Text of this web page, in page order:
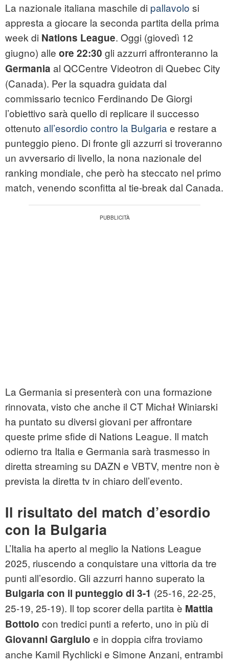
La nazionale italiana maschile di pallavolo si
appresta a giocare la seconda partita della prima
week di Nations League. Oggi (giovedì 12
giugno) alle ore 22:30 gli azzurri affronteranno la
Germania al QCCentre Videotron di Quebec City
(Canada). Per la squadra guidata dal
commissario tecnico Ferdinando De Giorgi
l’obiettivo sarà quello di replicare il successo
ottenuto all’esordio contro la Bulgaria e restare a
punteggio pieno. Di fronte gli azzurri si troveranno
un avversario di livello, la nona nazionale del
ranking mondiale, che però ha steccato nel primo
match, venendo sconfitta al tie-break dal Canada.
La Germania si presenterà con una formazione
rinnovata, visto che anche il CT Michał Winiarski
ha puntato su diversi giovani per affrontare
queste prime sfide di Nations League. Il match
odierno tra Italia e Germania sarà trasmesso in
diretta streaming su DAZN e VBTV, mentre non è
prevista la diretta tv in chiaro dell’evento.
Il risultato del match d’esordio
con la Bulgaria
L’Italia ha aperto al meglio la Nations League
2025, riuscendo a conquistare una vittoria da tre
punti all’esordio. Gli azzurri hanno superato la
Bulgaria con il punteggio di 3-1 (25-16, 22-25,
25-19, 25-19). Il top scorer della partita è Mattia
Bottolo con tredici punti a referto, uno in più di
Giovanni Gargiulo e in doppia cifra troviamo
anche Kamil Rychlicki e Simone Anzani, entrambi